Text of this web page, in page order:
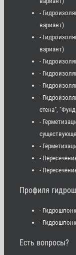
-
вариант)
-
вариант)
-
-
-
-
стена",
-
-
-
-
Профиля
-
-
Есть вопросы?